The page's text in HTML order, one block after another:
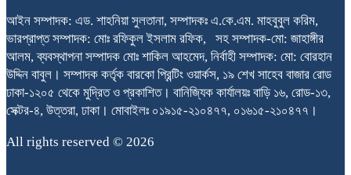
আইন সম্পাদক: এড. শাহনিয়া সুলতানা, সম্পাদকঃ এ.কে.এম. মাহবুবুল করিম,
ভারপ্রাপ্ত সম্পাদক: মোঃ রফিকুল ইসলাম রফিক, সহ সম্পাদক-মো: জাহাঙ্গীর
আলম, ব্যবস্থাপনা সম্পাদক মোঃ শাকিল আহমেদ, নির্বাহী সম্পাদক: মো: বোরহান
উদ্দিন বাবুল। সম্পাদক কর্তৃক বারকো প্রিন্টিং ওয়ার্কস, ১৯ শেখ সাহেব বাজার রোড
ঢাকা-১২০৫ থেকে মুদ্রিত ও প্রকাশিত। বানিজ্যিক কার্যালয়ঃ বাড়ি ১৬, রোড-১৩,
সেক্টর-৪, উত্তরা, ঢাকা। মোবাইলঃ ০১৯১৫-২১০৪৭৭, ০১৬১৫-২১০৪৭৭।
All rights reserved © 2026